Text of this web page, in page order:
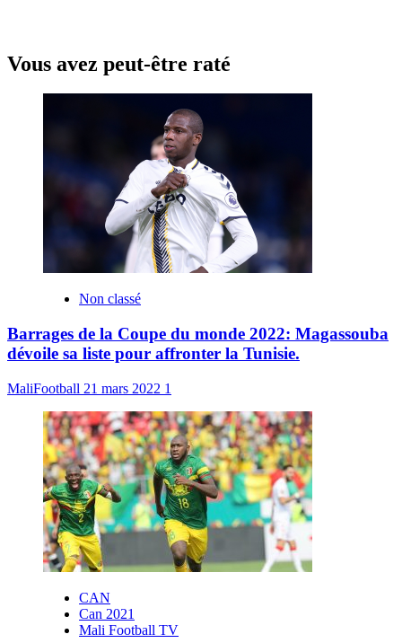
Vous avez peut-être raté
Non classé
Barrages de la Coupe du monde 2022: Magassouba
dévoile sa liste pour affronter la Tunisie.
MaliFootball 21 mars 2022 1
CAN
Can 2021
Mali Football TV